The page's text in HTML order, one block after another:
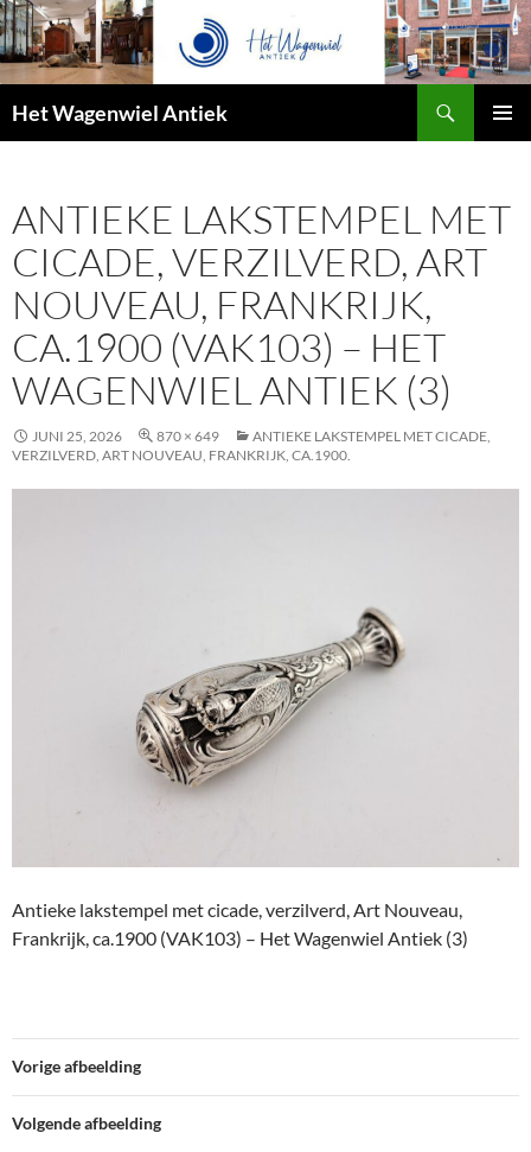
Het Wagenwiel Antiek
ANTIEKE LAKSTEMPEL MET
CICADE, VERZILVERD, ART
NOUVEAU, FRANKRIJK,
CA.1900 (VAK103) – HET
WAGENWIEL ANTIEK (3)
JUNI 25, 2026 870 × 649
ANTIEKE LAKSTEMPEL MET CICADE,
VERZILVERD, ART NOUVEAU, FRANKRIJK, CA.1900.
Antieke lakstempel met cicade, verzilverd, Art Nouveau,
Frankrijk, ca.1900 (VAK103) – Het Wagenwiel Antiek (3)
Vorige afbeelding
Volgende afbeelding